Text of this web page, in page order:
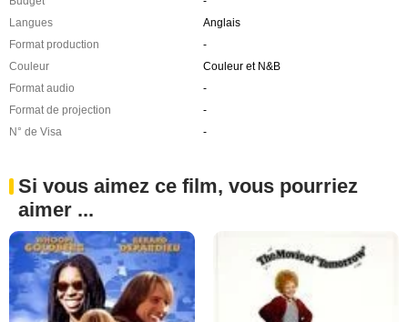
Langues
Anglais
Format production
-
Couleur
Couleur et N&B
Format audio
-
Format de projection
-
N° de Visa
-
Si vous aimez ce film, vous pourriez
aimer ...